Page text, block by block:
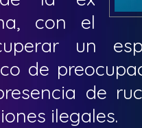
con el
un
de
de
ilegales.